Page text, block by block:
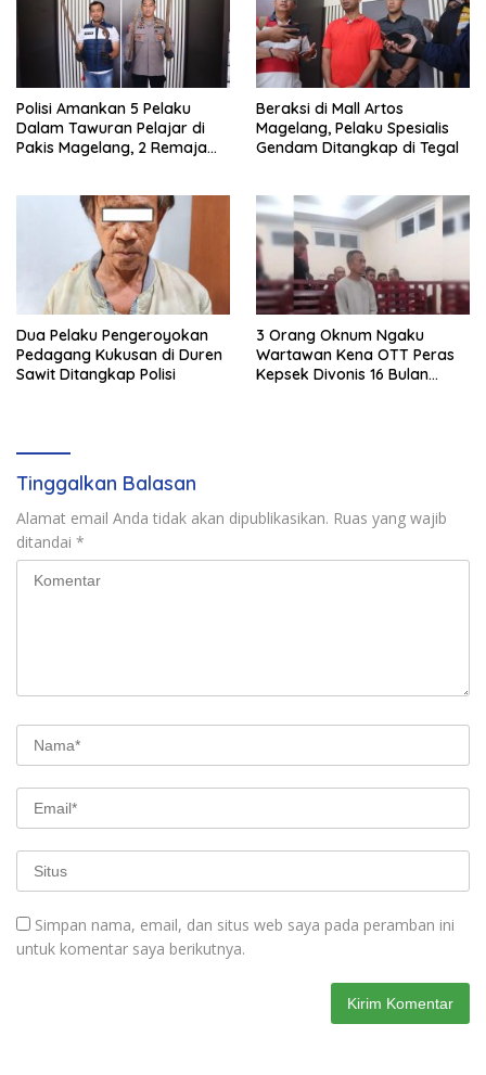
Polisi Amankan 5 Pelaku
Dalam Tawuran Pelajar di
Pakis Magelang, 2 Remaja
Beraksi di Mall Artos
Magelang, Pelaku Spesialis
Gendam Ditangkap di Tegal
Dua Pelaku Pengeroyokan
Pedagang Kukusan di Duren
Sawit Ditangkap Polisi
3 Orang Oknum Ngaku
Wartawan Kena OTT Peras
Kepsek Divonis 16 Bulan
Tinggalkan Balasan
Alamat email Anda tidak akan dipublikasikan. Ruas yang wajib
ditandai *
Simpan nama, email, dan situs web saya pada peramban ini
untuk komentar saya berikutnya.